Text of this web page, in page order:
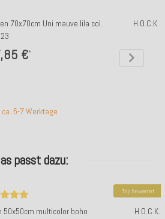
70x70cm Uni mauve lila col.
23
€*
5-7 Werktage
H.O.C.K.
passt dazu:
50x50cm multicolor boho
Top bewertet